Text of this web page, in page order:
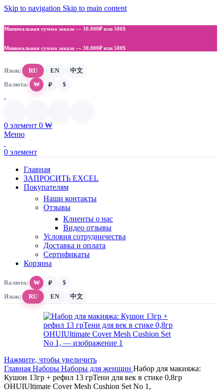
Skip to navigation Skip to main content
Минимальная сумма заказа — 30.000₽ или 500$
Минимальная сумма заказа — 30.000₽ или 500$
Язык: RU EN
中文
Валюта:
₩ ₽ $
0 элемент 0 ₩
Меню
0 элемент
Главная
ЗАПРОСИТЬ EXCEL
Покупателям
Наши контакты
Отзывы
Клиенты о нас
Видео отзывы
Условия сотрудничества
Доставка и оплата
Сертификаты
Корзина
Валюта: ₩ ₽
$
Язык:
RU EN 中文
Нажмите, чтобы увеличить
Главная Наборы Наборы для женщин Набор для макияжа:
Кушон 13гр + рефил 13 грТени для век в стике 0,8гр
OHUIUltimate Cover Mesh Cushion Set No 1,